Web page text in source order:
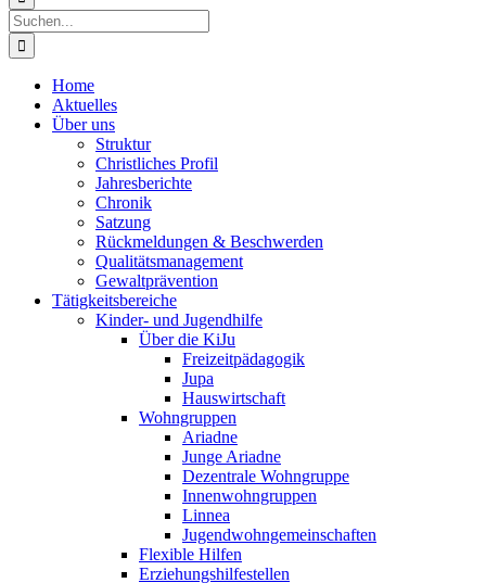
Suche
nach:
Home
Aktuelles
Über uns
Struktur
Christliches Profil
Jahresberichte
Chronik
Satzung
Rückmeldungen & Beschwerden
Qualitätsmanagement
Gewaltprävention
Tätigkeitsbereiche
Kinder- und Jugendhilfe
Über die KiJu
Freizeitpädagogik
Jupa
Hauswirtschaft
Wohngruppen
Ariadne
Junge Ariadne
Dezentrale Wohngruppe
Innenwohngruppen
Linnea
Jugendwohngemeinschaften
Flexible Hilfen
Erziehungshilfestellen